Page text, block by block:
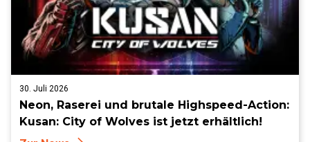
30. Juli 2026
Neon, Raserei und brutale Highspeed-Action:
Kusan: City of Wolves ist jetzt erhältlich!